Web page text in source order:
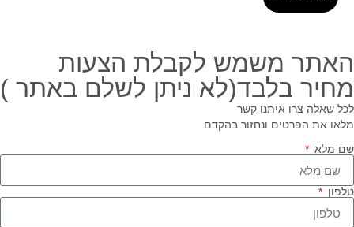
משמש לקבלת הצעות
בלבד(לא ניתן לשלם באתר )
שאלה צרו איתנו קשר
את הפרטים ונחזור בהקדם
מלא